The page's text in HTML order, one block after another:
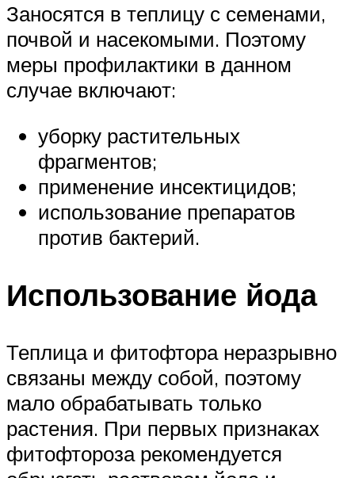
Заносятся в теплицу с семенами,
почвой и насекомыми. Поэтому
меры профилактики в данном
случае включают:
уборку растительных
фрагментов;
применение инсектицидов;
использование препаратов
против бактерий.
Использование йода
Теплица и фитофтора неразрывно
связаны между собой, поэтому
мало обрабатывать только
растения. При первых признаках
фитофтороза рекомендуется